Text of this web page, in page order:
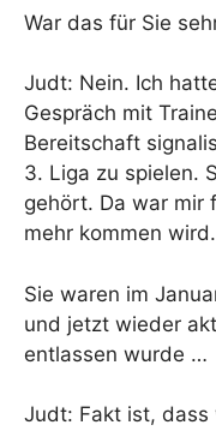
War das für Sie
Judt: Nein. Ich
Gespräch mit
Bereitschaft
3. Liga zu spielen.
gehört. Da war mir
mehr kommen wird.
Sie waren im
und jetzt wieder
entlassen wurde …
Judt: Fakt ist, dass